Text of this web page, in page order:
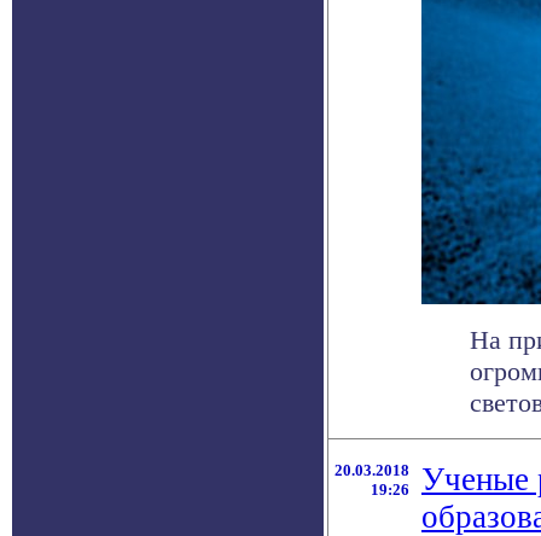
На
20.03.2018
19:26
Ученые